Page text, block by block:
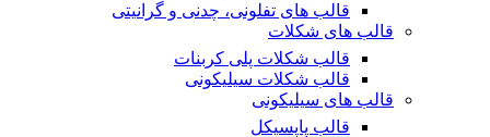
قالب های تفلونی، چدنی و گرانیتی
قالب های شکلات
قالب شکلات پلی کربنات
قالب شکلات سیلیکونی
قالب های سیلیکونی
قالب پاپسیکل